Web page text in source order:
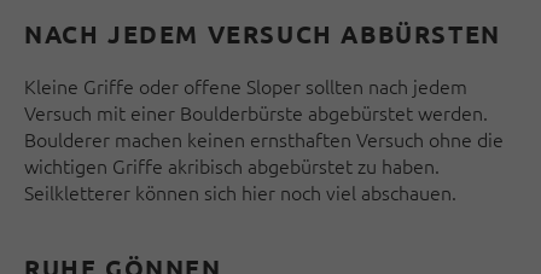
NACH JEDEM VERSUCH ABBÜRSTEN
Kleine Griffe oder offene Sloper sollten nach jedem
Versuch mit einer Boulderbürste abgebürstet werden.
Boulderer machen keinen ernsthaften Versuch ohne die
wichtigen Griffe akribisch abgebürstet zu haben.
Seilkletterer können sich hier noch viel abschauen.